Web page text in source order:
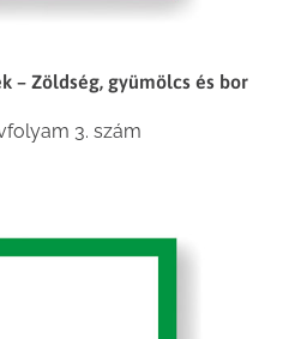
– Zöldség, gyümölcs és bor
3. szám